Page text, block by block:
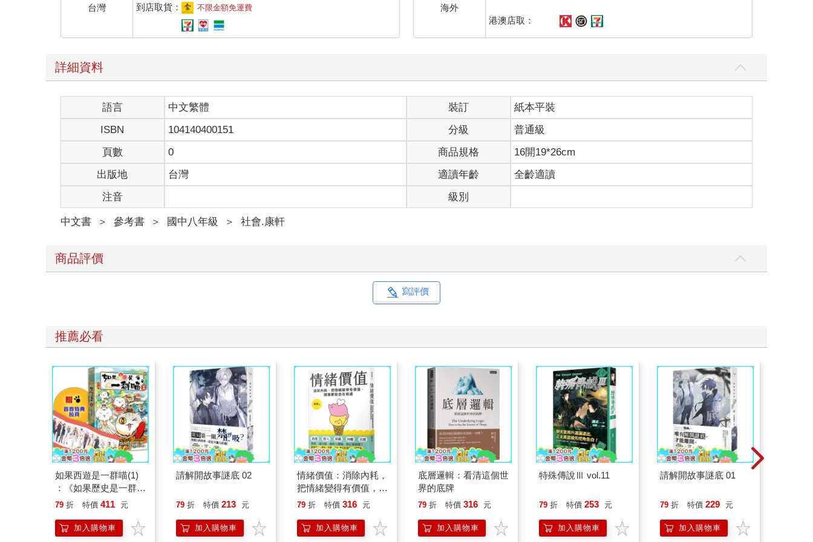
台灣 到店取貨： 不限金額免運費 海外
港澳店取：
詳細資料
語言 中文繁體 裝訂
紙本平裝
ISBN
104140400151 分級
普通級
頁數
0 商品規格
16開19*26cm
出版地
台灣 適讀年齡
全齡適讀
注音
級別
中文書 ＞ 參考書 ＞ 國中八年級 ＞ 社會.康軒
商品評價
寫評價
推薦必看
如果西遊是一群喵(1)
：《如果歷史是一群
喵》作者最新力作，附
79 折 特價 411 元
加入購物車
請解開故事謎底 02
79 折 特價 213 元
加入購物車
情緒價值：消除內耗，
把情緒變得有價值，跟
誰都能自在相處
79 折 特價 316 元
加入購物車
底層邏輯：看清這個世
界的底牌
79 折 特價 316 元
加入購物車
特殊傳說Ⅲ vol.11
79 折 特價 253 元
加入購物車
請解開故事謎底 01
79 折 特價 229 元
加入購物車